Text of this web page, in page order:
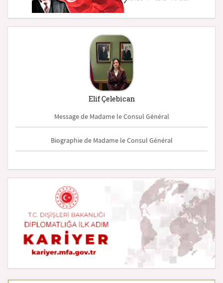
Elif Çelebican
Message de Madame le Consul Général
Biographie de Madame le Consul Général